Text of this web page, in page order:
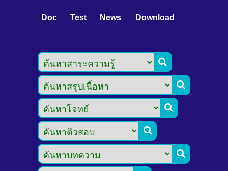
Doc Test News Download




